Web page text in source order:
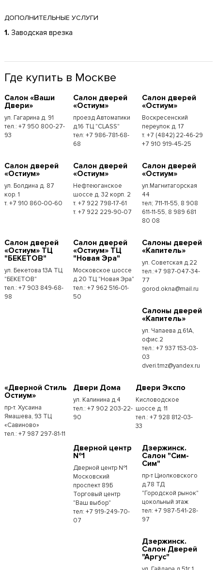
ДОПОЛНИТЕЛЬНЫЕ УСЛУГИ
1. Заводская врезка
Где купить в Москве
Cалон «Ваши
Двери»
ул. Гагарина д. 91
тел.: +7 950 800-27-
93
Cалон дверей
«Остиум»
проезд Автоматики
д.16 ТЦ "CLASS"
тел: +7 986-781-68-
68
Cалон дверей
«Остиум»
Воскресенский
переулок д. 17
т. +7 (4842) 22-46-29
+7 910 919-45-25
Cалон дверей
«Остиум»
ул. Болдина д. 87
кор. 1
т. +7 910 860-00-60
Cалон дверей
«Остиум»
Нефтеюганское
шоссе д. 32 корп. 2
т. +7 922 798-17-61
т. +7 922 229-90-07
Cалон дверей
«Остиум»
ул.Магнитагорская
44
тел; 711-11-55, 8 908
611-11-55, 8 989 681
80 08
Cалон дверей
«Остиум» ТЦ
"БЕКЕТОВ"
ул. Бекетова 13А ТЦ
"БЕКЕТОВ"
тел.: +7 903 849-68-
98
Cалон дверей
«Остиум» ТЦ
"Новая Эра"
Московское шоссе
д.20 ТЦ "Новая Эра"
тел.: +7 962 516-01-
50
Cалоны дверей
«Капитель»
ул. Советская д.22
тел.:+7 987-047-34-
77
gorod.okna@mail.ru
Cалоны дверей
«Капитель»
ул. Чапаева д.61А,
офис.2
тел.: +7 937 153-03-
03
dveri.tmz@yandex.ru
«Дверной Стиль
Остиум»
пр-т. Хусаина
Ямашева, 93 ТЦ
«Савиново»
тел.: +7 987 297-81-11
Двери Дома
ул. Калинина д.4
тел.: +7 902 203-22-
90
Двери Экспо
Кисловодское
шоссе д. 11
тел.: +7 928 812-03-
33
Дверной центр
№1
Дверной центр №1
Московский
проспект 89Б
Торговый центр
"Ваш выбор"
тел: +7 919-249-70-
07
Дзержинск.
Салон "Сим-
Сим"
пр-т Циолковского
д.78 ТД
"Городской рынок"
цокольный этаж
тел: +7 987-541-28-
97
Дзержинск.
Салон Дверей
"Аргус"